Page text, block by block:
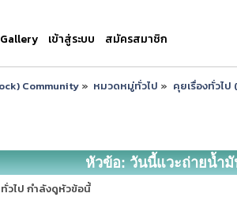
Gallery เข้าสู่ระบบ สมัครสมาชิก
Community» หมวดหมู่ทั่วไป » คุยเรื่องทั่วไป
หัวข้อ: วันนี้แวะถ่ายน้ำมั
วไป กำลังดูหัวข้อนี้